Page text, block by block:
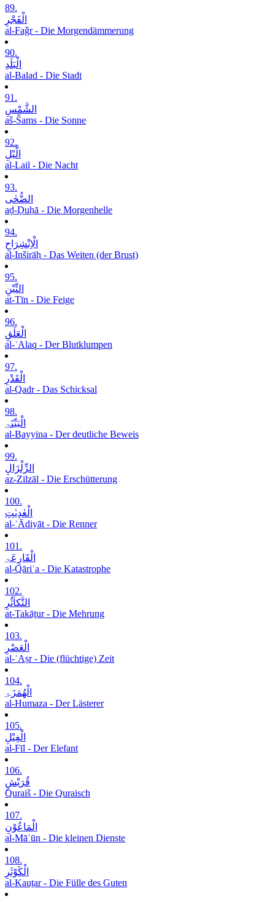
89.
الْفَجْرِ
al-Faǧr - Die Morgendämmerung
90.
الْبَلَدِ
al-Balad - Die Stadt
91.
الشَّمْسِ
aš-Šams - Die Sonne
92.
الَّیْلِ
al-Lail - Die Nacht
93.
الضُّحٰی
aḍ-Ḍuḥā - Die Morgenhelle
94.
الْاِنْشِرَاحِ
al-Inširāḥ - Das Weiten (der Brust)
95.
التِّیْنِ
at-Tīn - Die Feige
96.
الْعَلَقِ
al-ʿAlaq - Der Blutklumpen
97.
الْقَدْرِ
al-Qadr - Das Schicksal
98.
الْبَیِّنَۃِ
al-Bayyina - Der deutliche Beweis
99.
الزِّلْزَالِ
az-Zilzāl - Die Erschütterung
100.
الْعٰدِیٰتِ
al-ʿĀdiyāt - Die Renner
101.
الْقَارِعَۃِ
al-Qāriʿa - Die Katastrophe
102.
التَّکاَثُرِ
at-Takāṯur - Die Mehrung
103.
الْعَصْرِ
al-ʿAṣr - Die (flüchtige) Zeit
104.
الْھُمَزَۃِ
al-Humaza - Der Lästerer
105.
الْفِیْلِ
al-Fīl - Der Elefant
106.
قُرَیْشٍ
Quraiš - Die Quraisch
107.
الْمَاعُوْنِ
al-Māʿūn - Die kleinen Dienste
108.
الْکَوْثَرِ
al-Kauṯar - Die Fülle des Guten